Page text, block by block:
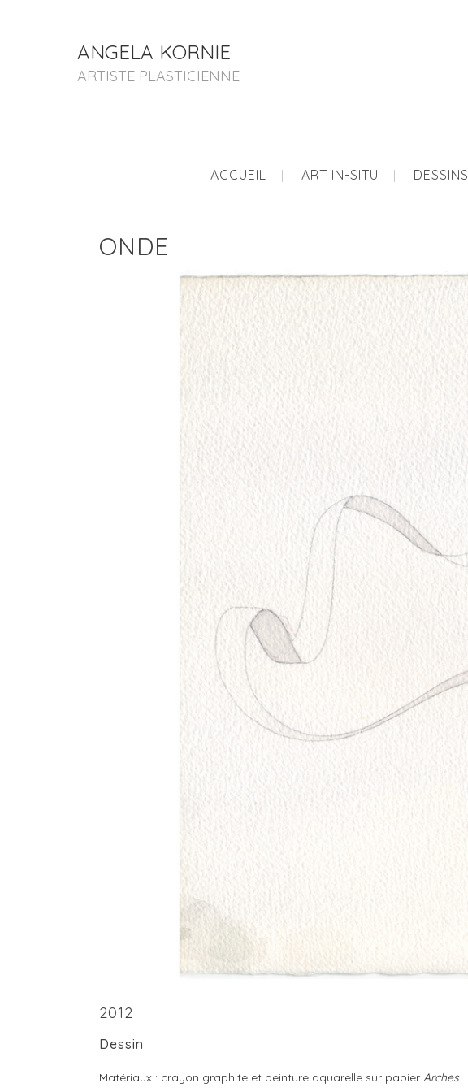
ANGELA KORNIE
ARTISTE PLASTICIENNE
ACCUEIL ART IN-SITU DESSINS
ONDE
2012
Dessin
Matériaux : crayon graphite et peinture aquarelle sur papier Arches